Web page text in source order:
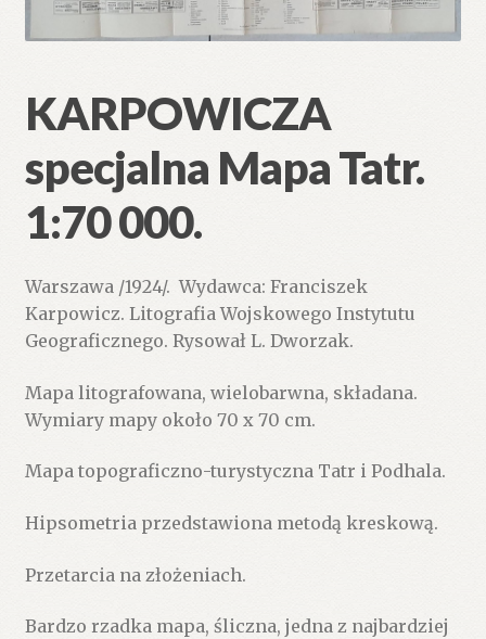
KARPOWICZA
specjalna Mapa Tatr.
1:70 000.
Warszawa /1924/. Wydawca: Franciszek
Karpowicz. Litografia Wojskowego Instytutu
Geograficznego. Rysował L. Dworzak.
Mapa litografowana, wielobarwna, składana.
Wymiary mapy około 70 x 70 cm.
Mapa topograficzno-turystyczna Tatr i Podhala.
Hipsometria przedstawiona metodą kreskową.
Przetarcia na złożeniach.
Bardzo rzadka mapa, śliczna, jedna z najbardziej